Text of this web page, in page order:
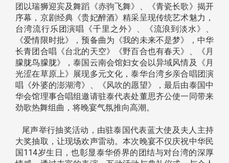
团以瑞狮迎宾及舞蹈《赤驹飞舞》、《青瓷长歌》揭开
序幕，京剧经典《贵妃醉酒》精采呈现传统艺术魅力，
台湾流行乐团演唱《千里之外》、《流浪到淡水》、
《爱情限时批》，预备曲为《我的未来不是梦》，中华
长青团合唱《台北的天空》《野百合也有春天》、《月
朦胧鸟朦胧》，泰国云南会馆妇女会以异域风情及《月
光涩在草原上》展现多元文化，泰华台湾乡亲合唱团演
唱《外婆的澎湖湾》、《风吹的愿望》，最后由泰国中
华会馆理事合唱组邀请驻泰代表处董思齐公使一同带来
劲歌热舞组曲，将晚宴气氛推向高潮。
尾声举行抽奖活动，由驻泰国代表蓝大使及夫人主持
大奖抽取，让现场欢声雷动。本次晚宴不仅庆祝中华民
国114岁生日，也彰显泰华侨界的团结与对台湾的深厚